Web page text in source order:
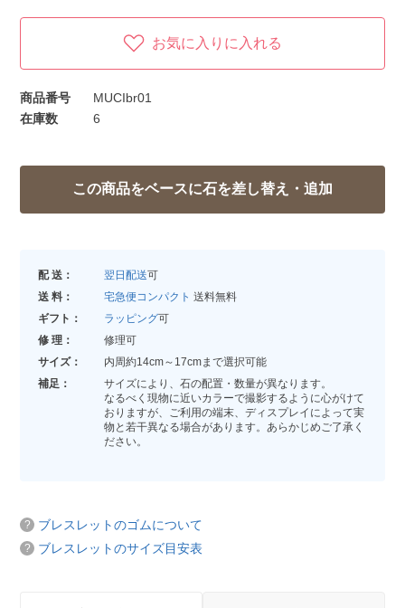
お気に入りに入れる
商品番号
MUCIbr01
在庫数
6
配 送： 翌日配送可
送 料：
宅急便コンパクト 送料無料
ギフト：
ラッピング可
修 理：
修理可
サイズ：
内周約14cm～17cmまで選択可能
補足：
サイズにより、石の配置・数量が異なります。
なるべく現物に近いカラーで撮影するように心がけて
おりますが、ご利用の端末、ディスプレイによって実
物と若干異なる場合があります。あらかじめご了承く
ださい。
ブレスレットのゴムについて
ブレスレットのサイズ目安表